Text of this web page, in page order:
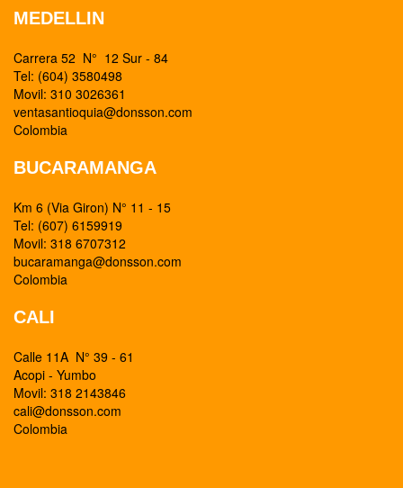
MEDELLIN
Carrera 52 N° 12 Sur - 84
Tel: (604) 3580498
Movil: 310 3026361
ventasantioquia@donsson.com
Colombia
BUCARAMANGA
Km 6 (Via Giron) N° 11 - 15
Tel: (607) 6159919
Movil: 318 6707312
bucaramanga@donsson.com
Colombia
CALI
Calle 11A N° 39 - 61
Acopi - Yumbo
Movil: 318 2143846
cali@donsson.com
Colombia